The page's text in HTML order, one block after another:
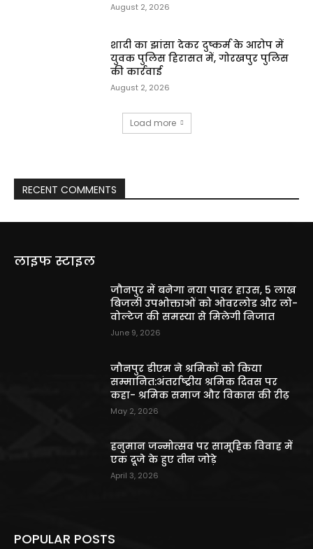
August 2, 2026
शादी का झांसा देकर दुष्कर्म के आरोप में
युवक पुलिस हिरासत में, गोरखपुर पुलिस
की कार्रवाई
August 2, 2026
Load more
RECENT COMMENTS
लाइफ स्टाइल
जौनपुर में बनेगा नया पावर हाउस, 5 लाख
बिजली उपभोक्ताओं को ओवरलोड और लो-
वोल्टेज की समस्या से मिलेगी निजात
June 9, 2026
जौनपुर डीएम ने श्रमिकों को किया
सम्मानित:अंतर्राष्ट्रीय श्रमिक दिवस पर
कहा- श्रमिक समाज और विकास की रीढ़
May 2, 2026
हनुमान जन्मोत्सव पर सामूहिक विवाह में
एक दूजे के हुए तीन जोड़े
April 3, 2026
POPULAR POSTS